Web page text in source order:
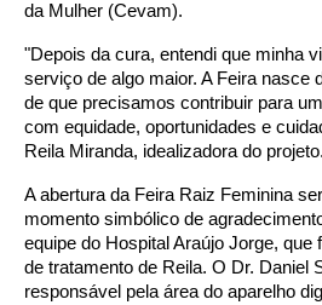
da Mulher (Cevam).
"Depois da cura, entendi que minha
serviço de algo maior. A Feira nasce
de que precisamos contribuir para
com equidade, oportunidades e
Reila Miranda, idealizadora do projeto.
A abertura da Feira Raiz Feminina
momento simbólico de
equipe do Hospital Araújo Jorge,
de tratamento de Reila. O Dr. Daniel
responsável pela área do aparelho